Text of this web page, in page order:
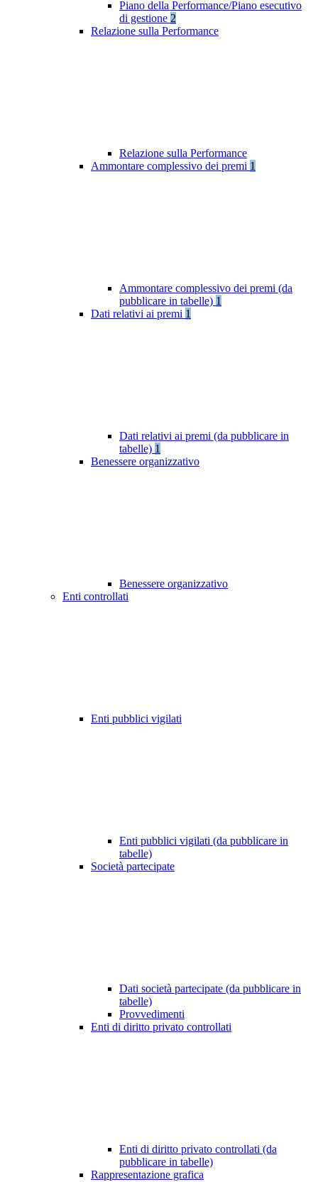
Piano della Performance/Piano esecutivo
di gestione 2
Relazione sulla Performance
Relazione sulla Performance
Ammontare complessivo dei premi 1
Ammontare complessivo dei premi (da
pubblicare in tabelle) 1
Dati relativi ai premi 1
Dati relativi ai premi (da pubblicare in
tabelle) 1
Benessere organizzativo
Benessere organizzativo
Enti controllati
Enti pubblici vigilati
Enti pubblici vigilati (da pubblicare in
tabelle)
Società partecipate
Dati società partecipate (da pubblicare in
tabelle)
Provvedimenti
Enti di diritto privato controllati
Enti di diritto privato controllati (da
pubblicare in tabelle)
Rappresentazione grafica